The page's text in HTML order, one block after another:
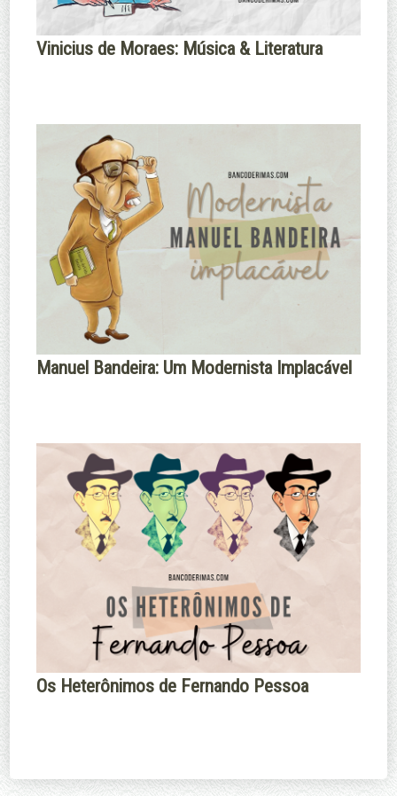
Vinicius de Moraes: Música & Literatura
Manuel Bandeira: Um Modernista Implacável
Os Heterônimos de Fernando Pessoa